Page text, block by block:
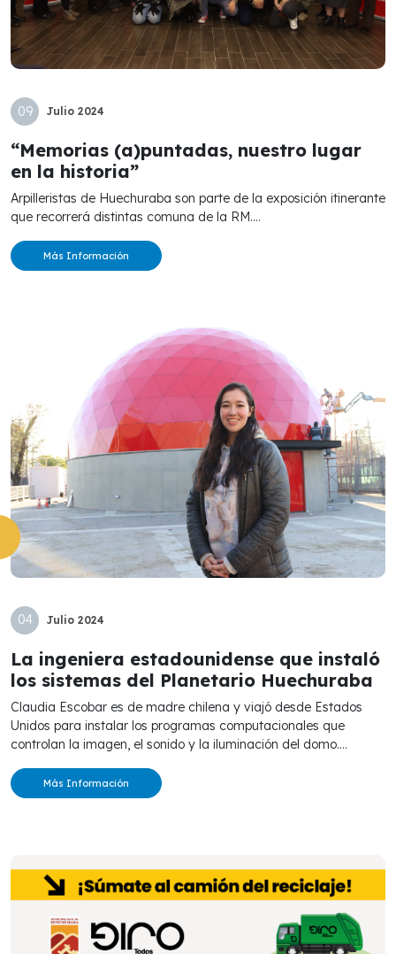
09 Julio 2024
“Memorias (a)puntadas, nuestro lugar
en la historia”
Arpilleristas de Huechuraba son parte de la exposición itinerante
que recorrerá distintas comuna de la RM....
Más Información
04 Julio 2024
La ingeniera estadounidense que instaló
los sistemas del Planetario Huechuraba
Claudia Escobar es de madre chilena y viajó desde Estados
Unidos para instalar los programas computacionales que
controlan la imagen, el sonido y la iluminación del domo....
Más Información